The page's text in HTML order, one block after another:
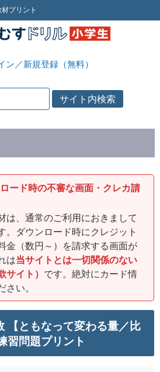
プリント
ン／新規登録（無料）
ード時の不審な画面・クレカ請
は、通常のご利用におきまして
。ダウンロード時にクレジット
金（数円～）を請求する画面が
は当サイトとは一切関係のない
サイト） です。絶対にカード情
さい。
【ともなって変わる量／比
習問題プリント